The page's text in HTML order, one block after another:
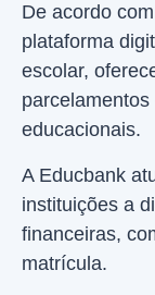
De acordo
plataforma
escolar,
educacionais.
A Educbank
instituições a
financeiras,
matrícula.